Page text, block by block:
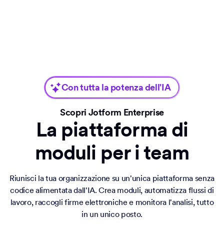
Con tutta la potenza dell'IA
Scopri Jotform Enterprise
La piattaforma di
moduli per i team
Riunisci la tua organizzazione su un'unica piattaforma senza
codice alimentata dall'IA. Crea moduli, automatizza flussi di
lavoro, raccogli firme elettroniche e monitora l'analisi, tutto
in un unico posto.